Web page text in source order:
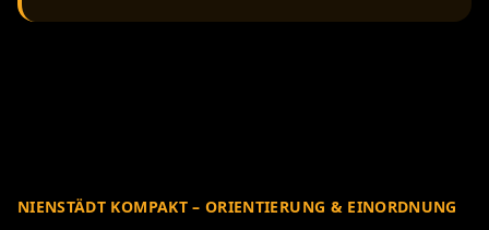
NIENSTÄDT KOMPAKT – ORIENTIERUNG & EINORDNUNG